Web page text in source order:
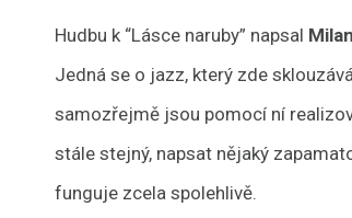
Hudbu k “Lásce naruby” napsal
Jedná se o jazz, který zde
samozřejmě jsou pomocí ní
stále stejný, napsat nějaký
funguje zcela spolehlivě.